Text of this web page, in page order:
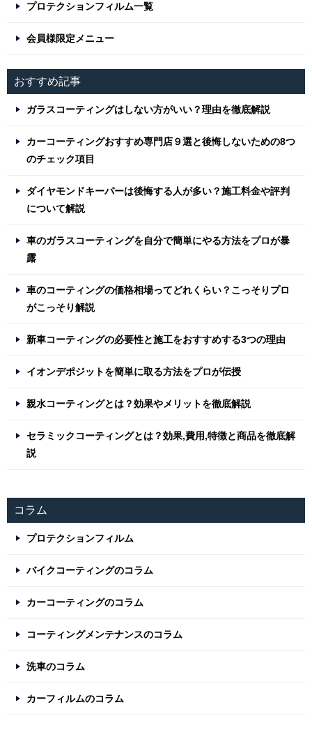
プロテクションフィルム一覧
会員様限定メニュー
おすすめ記事
ガラスコーティングはしない方がいい？理由を徹底解説
カーコーティングおすすめ専門店９選と後悔しないための8つ
のチェック項目
ダイヤモンドキーパーは後悔する人が多い？施工料金や評判
について解説
車のガラスコーティングを自分で簡単にやる方法をプロが暴
露
車のコーティングの価格相場ってどれくらい？こっそりプロ
がこっそり解説
新車コーティングの必要性と施工をおすすめする3つの理由
イオンデポジットを簡単に取る方法をプロが伝授
親水コーティングとは？効果やメリットを徹底解説
セラミックコーティングとは？効果,費用,特徴と商品を徹底解
説
コラム
プロテクションフィルム
バイクコーティングのコラム
カーコーティングのコラム
コーティングメンテナンスのコラム
洗車のコラム
カーフィルムのコラム